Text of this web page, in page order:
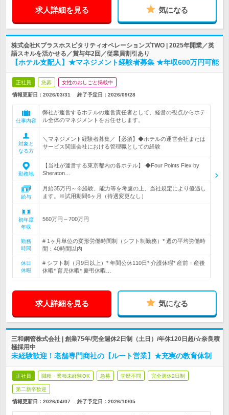
求人詳細を見る 気になる
株式会社KプラスホスピタリティオペレーションズTWO | 2025年開業／英
語スキルを活かせる／賞与年2回／従業員割引あり
【ホテル支配人】★マネジメント経験者募集 ★年収600万円可能
正社員 急募 女性のおしごと掲載中
情報更新日：2026/03/31 終了予定日： 2026/09/28
仕事内容
弊社が運営するホテルの運営責任者として、経営の視点からホテ
ル全体のマネジメントをお任せします。
対象と
なる方
＼マネジメント経験者募集／【必須】◆ホテルの運営会社または
サービス関連会社における管理職としての経験
勤務地
【当社が運営する東京都内の各ホテル】 ◆Four Points Flex by
Sheraton…
給与
月給35万円～※経験、能力等を考慮の上、当社規定により優遇し
ます。※試用期間6ヶ月（待遇変更なし）
初年度
年収
560万円～700万円
勤務
時間
# 1ヶ月単位の変形労働時間制（シフト制勤務）* 週の平均労働時
間：40時間以内
休日
休暇
# シフト制（月9日以上）* 年間公休110日* 介護休暇* 産前・産後
休暇* 育児休暇* 慶弔休暇…
求人詳細を見る 気になる
三和鋼管株式会社 | 創業75年/完全週休2日制（土日）/年休120日超/☆奈良積
極採用中
未経験歓迎！老舗専門商社の【ルート営業】★充実の教育体制
正社員 職種・業種未経験OK 急募 学歴不問 完全週休2日制
第二新卒歓迎
情報更新日：2026/04/07 終了予定日： 2026/10/05